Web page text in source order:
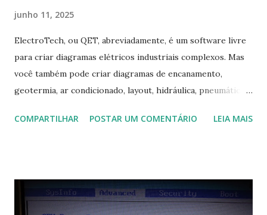
junho 11, 2025
ElectroTech, ou QET, abreviadamente, é um software livre
para criar diagramas elétricos industriais complexos. Mas
você também pode criar diagramas de encanamento,
geotermia, ar condicionado, layout, hidráulica, pneumática,
Na última versão 0.100, a coleção contém mais de 8.000
COMPARTILHAR POSTAR UM COMENTÁRIO LEIA MAIS